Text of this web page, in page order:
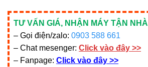
TƯ VẤN GIÁ, NHẬN MÁY TẬN NHÀ
– Gọi điện/zalo: 0903 588 661
– Chat mesenger: Click vào đây >>
– Fanpage: Click vào đây >>